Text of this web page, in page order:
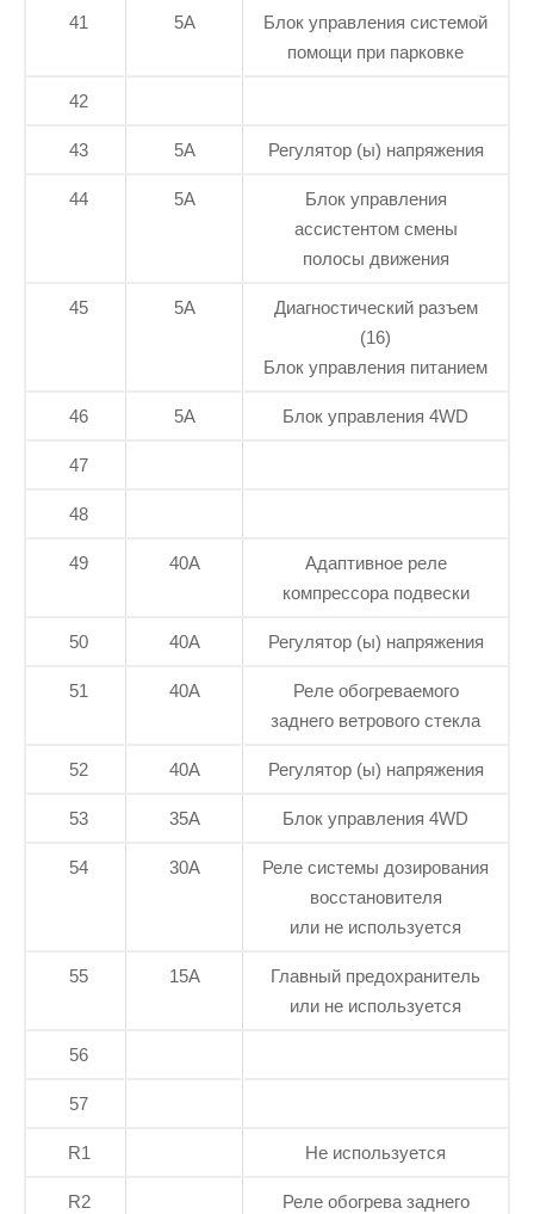
41 5А
Блок управления системой
помощи при парковке
42
43 5А Регулятор (ы) напряжения
44 5А
Блок управления
ассистентом смены
полосы движения
45 5А
Диагностический разъем
(16)
Блок управления питанием
46 5А Блок управления 4WD
47
48
49 40А
Адаптивное реле
компрессора подвески
50 40А Регулятор (ы) напряжения
51 40А
Реле обогреваемого
заднего ветрового стекла
52 40А Регулятор (ы) напряжения
53 35А Блок управления 4WD
54 30А
Реле системы дозирования
восстановителя
или не используется
55 15А
Главный предохранитель
или не используется
56
57
R1 Не используется
R2
Реле обогрева заднего